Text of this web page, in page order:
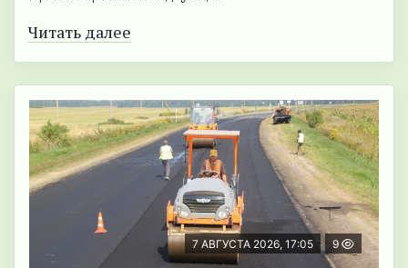
Читать далее
7 АВГУСТА 2026, 17:05 9